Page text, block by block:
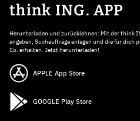
think ING. APP
Herunterladen und zurücklehnen: Mit der think
angeben, Suchaufträge anlegen und die für dich
Co. erhalten. Jetzt herunterladen!
APPLE App Store
GOOGLE Play Store